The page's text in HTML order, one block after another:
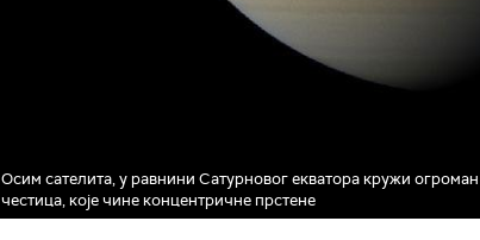
Осим сателита, у равнини Сатурновог екватора кружи огроман
честица, које чине концентричне прстене